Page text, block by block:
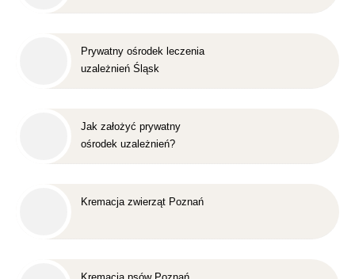
Prywatny ośrodek leczenia
uzależnień Śląsk
Jak założyć prywatny
ośrodek uzależnień?
Kremacja zwierząt Poznań